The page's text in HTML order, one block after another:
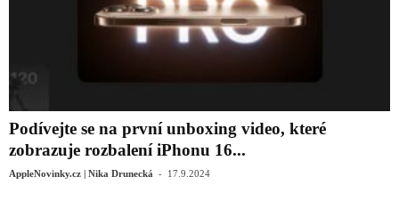
Podívejte se na první unboxing video, které
zobrazuje rozbalení iPhonu 16...
AppleNovinky.cz | Nika Drunecká - 17.9.2024